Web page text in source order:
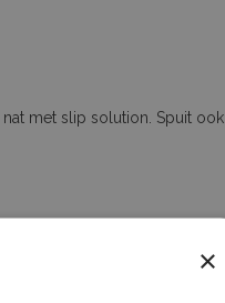
met slip solution. Spuit
×